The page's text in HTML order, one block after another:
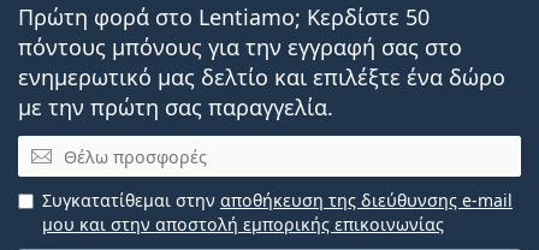
Πρώτη φορά στο Lentiamo; Κερδίστε 50
πόντους μπόνους για την εγγραφή σας στο
ενημερωτικό μας δελτίο και επιλέξτε ένα δώρο
με την πρώτη σας παραγγελία.
Email
Συγκατατίθεμαι στην αποθήκευση της διεύθυνσης e-mail
μου και στην αποστολή εμπορικής επικοινωνίας